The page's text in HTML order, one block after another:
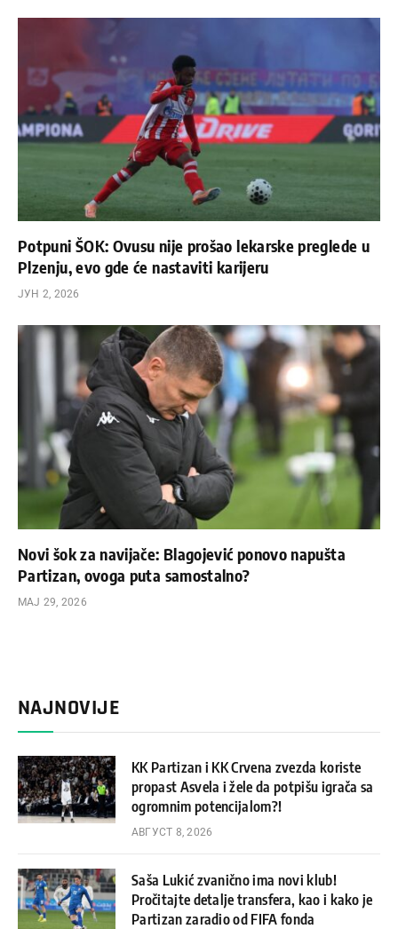
Potpuni ŠOK: Ovusu nije prošao lekarske preglede u
Plzenju, evo gde će nastaviti karijeru
ЈУН 2, 2026
Novi šok za navijače: Blagojević ponovo napušta
Partizan, ovoga puta samostalno?
МАЈ 29, 2026
NAJNOVIJE
KK Partizan i KK Crvena zvezda koriste
propast Asvela i žele da potpišu igrača sa
ogromnim potencijalom?!
АВГУСТ 8, 2026
Saša Lukić zvanično ima novi klub!
Pročitajte detalje transfera, kao i kako je
Partizan zaradio od FIFA fonda